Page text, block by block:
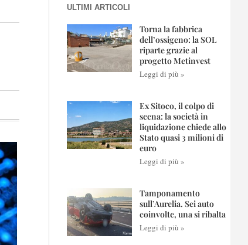
ULTIMI ARTICOLI
Torna la fabbrica
dell’ossigeno: la SOL
riparte grazie al
progetto Metinvest
Leggi di più »
Ex Sitoco, il colpo di
scena: la società in
liquidazione chiede allo
Stato quasi 3 milioni di
euro
Leggi di più »
Tamponamento
sull’Aurelia. Sei auto
coinvolte, una si ribalta
Leggi di più »